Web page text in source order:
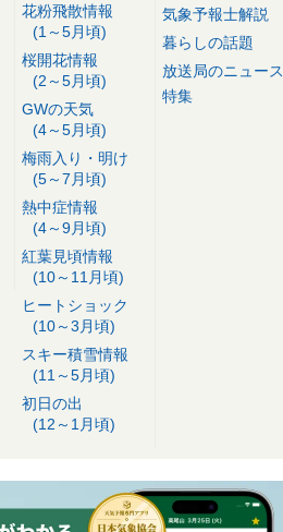
花粉飛散情報
(1～5月頃)
桜開花情報
(2～5月頃)
GWの天気
(4～5月頃)
梅雨入り・明け
(5～7月頃)
熱中症情報
(4～9月頃)
紅葉見頃情報
(10～11月頃)
ヒートショック
(10～3月頃)
スキー積雪情報
(11～5月頃)
初日の出
(12～1月頃)
気象予報士解説
暮らしの話題
放送局のニュース
特集